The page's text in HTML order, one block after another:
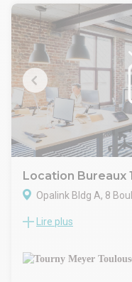
du sud-est de
déplacements des
Le lot est complété par
extérieures, offrant un
aux bureaux.
Location Bureaux
Opalink Bldg A, 8
TOURNY MEYER
le quartier de
rocade reliant
Lire plus